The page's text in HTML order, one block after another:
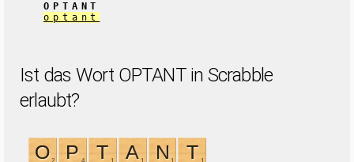
OPTANT
optant
Ist das Wort OPTANT in Scrabble
erlaubt?